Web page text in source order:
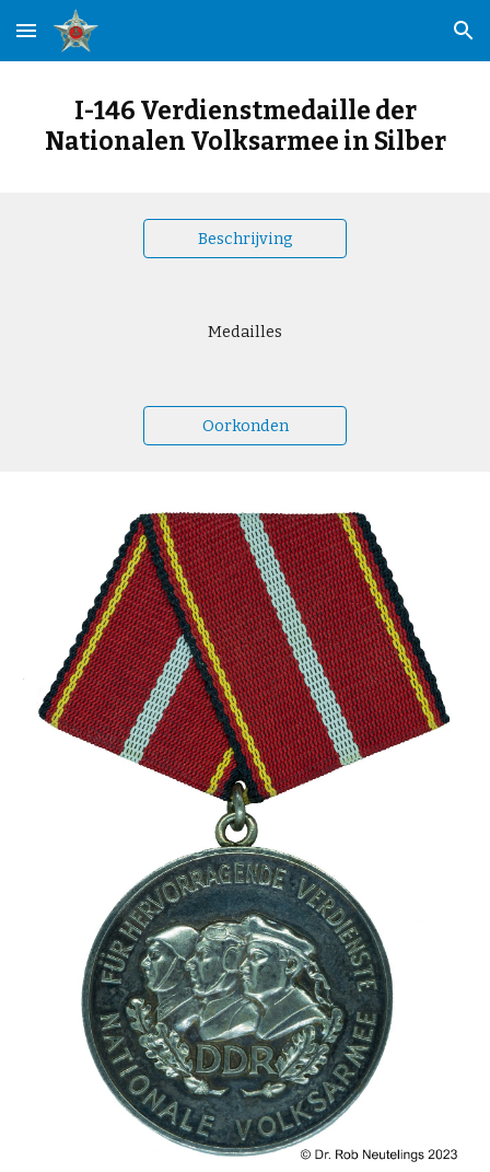
Skip to main content Skip to navigation
I-146 Verdienstmedaille der
Nationalen Volksarmee in Silber
Beschrijving
Medailles
Oorkonden